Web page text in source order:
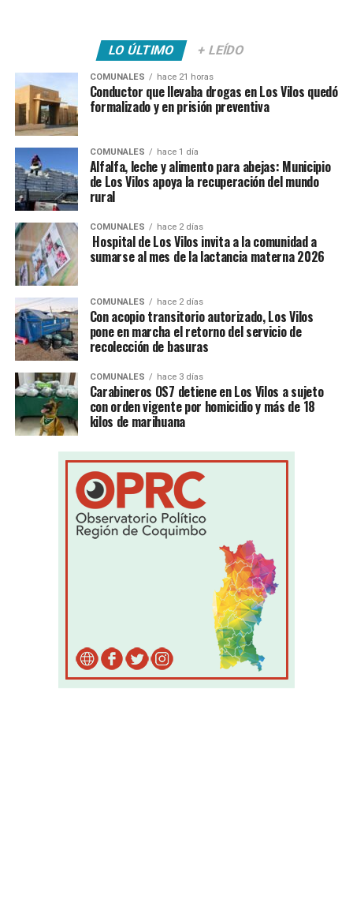
LO ÚLTIMO + LEÍDO
COMUNALES hace 21 horas
Conductor que llevaba drogas en Los Vilos quedó
formalizado y en prisión preventiva
COMUNALES hace 1 día
Alfalfa, leche y alimento para abejas: Municipio
de Los Vilos apoya la recuperación del mundo
rural
COMUNALES hace 2 días
Hospital de Los Vilos invita a la comunidad a
sumarse al mes de la lactancia materna 2026
COMUNALES hace 2 días
Con acopio transitorio autorizado, Los Vilos
pone en marcha el retorno del servicio de
recolección de basuras
COMUNALES hace 3 días
Carabineros OS7 detiene en Los Vilos a sujeto
con orden vigente por homicidio y más de 18
kilos de marihuana